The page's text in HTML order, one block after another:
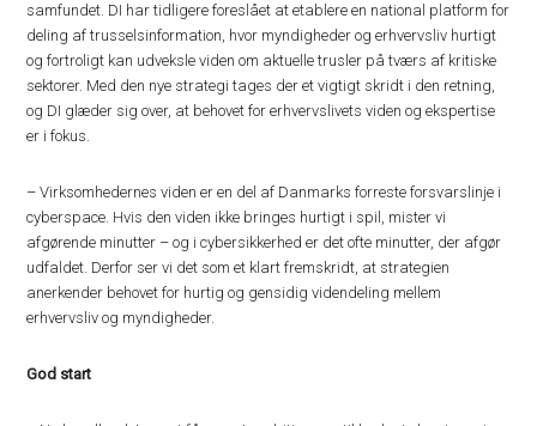
samfundet. DI har tidligere foreslået at etablere en national platform for
deling af trusselsinformation, hvor myndigheder og erhvervsliv hurtigt
og fortroligt kan udveksle viden om aktuelle trusler på tværs af kritiske
sektorer. Med den nye strategi tages der et vigtigt skridt i den retning,
og DI glæder sig over, at behovet for erhvervslivets viden og ekspertise
er i fokus.
– Virksomhedernes viden er en del af Danmarks forreste forsvarslinje i
cyberspace. Hvis den viden ikke bringes hurtigt i spil, mister vi
afgørende minutter – og i cybersikkerhed er det ofte minutter, der afgør
udfaldet. Derfor ser vi det som et klart fremskridt, at strategien
anerkender behovet for hurtig og gensidig videndeling mellem
erhvervsliv og myndigheder.
God start